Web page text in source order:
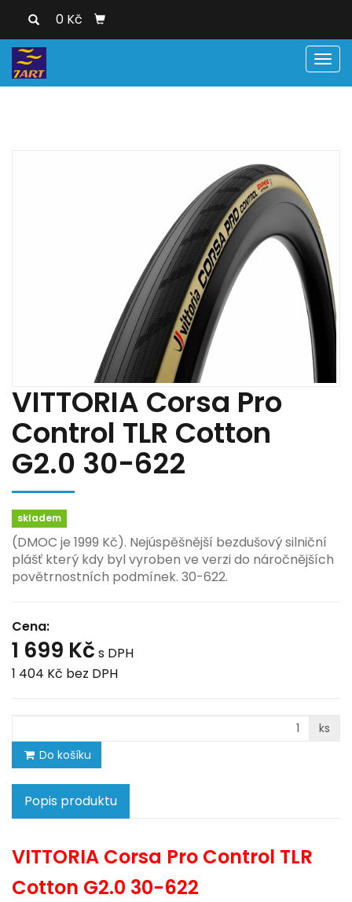
0 Kč
VITTORIA Corsa Pro
Control TLR Cotton
G2.0 30-622
skladem
(DMOC je 1999 Kč). Nejúspěšnější bezdušový silniční
plášť který kdy byl vyroben ve verzi do náročnějších
povětrnostních podmínek. 30-622.
Cena:
1 699 Kč s DPH
1 404 Kč bez DPH
ks
Do košíku
Popis produktu
VITTORIA Corsa Pro Control TLR
Cotton G2.0 30-622